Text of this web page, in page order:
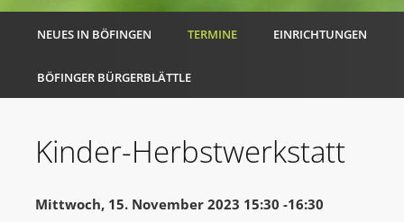
NEUES IN BÖFINGEN TERMINE EINRICHTUNGEN
BÖFINGER BÜRGERBLÄTTLE
Kinder-Herbstwerkstatt
Mittwoch, 15. November 2023 15:30 -16:30